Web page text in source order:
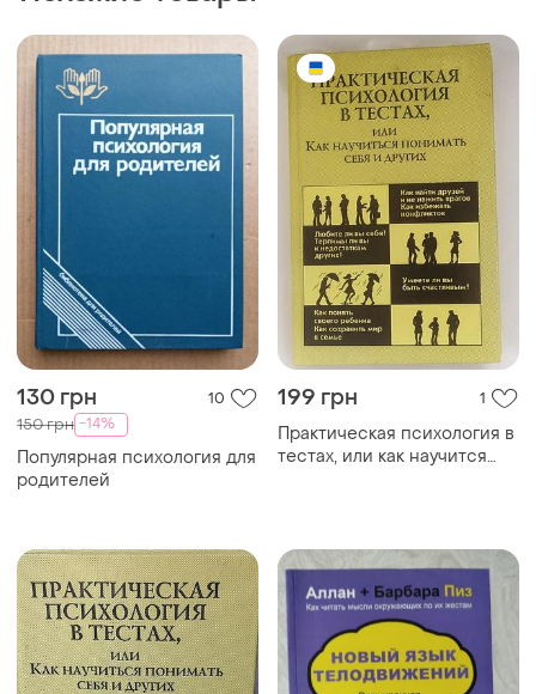
130 грн 10
150 грн -14%
Популярная психология для
родителей
199 грн 1
Практическая психология в
тестах, или как научится